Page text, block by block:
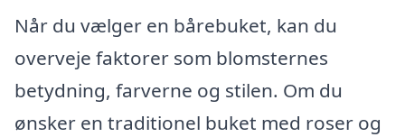
Når du vælger en bårebuket, kan du
overveje faktorer som blomsternes
betydning, farverne og stilen. Om du
ønsker en traditionel buket med roser og